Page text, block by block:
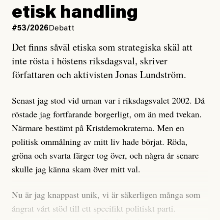
och då ska en efterforska diskret, just för att inte skapa
oro inom rörelsen.
Artikeln undersöker inte, som ETC påstår, ”vad som
är sant, vad som är rykten”, utan den bidrar bara till
ännu mer ryktesspridning. Det finns inte ett enda bevis
misstänkta personen är en infiltratör. Det som läsaren
får veta är att personen har ändrat sina politiska åsikter
under åren, att den har raderat tidigare innehåll på sina
sociala medier, att artikelns författare inte förstår sig
på personens ekonomi och att det tydligen finns
anonyma röster inom rörelsen som säger saker som
anses vara anledningar att titta närmare på personen,
men ingenting av detta är tillräckligt för att hänga ut
etisk handling
#53/2026 Debatt
Det finns såväl etiska som strategiska skäl att
inte rösta i höstens riksdagsval, skriver
författaren och aktivisten Jonas Lundström.
Senast jag stod vid urnan var i riksdagsvalet 2002. Då
röstade jag fortfarande borgerligt, om än med tvekan.
Närmare bestämt på Kristdemokraterna. Men en
politisk ommålning av mitt liv hade börjat. Röda,
gröna och svarta färger tog över, och några år senare
skulle jag känna skam över mitt val.
Nu är jag knappast unik, vi är säkerligen många som
ångrat vårt stöd till ett specifikt politiskt parti.